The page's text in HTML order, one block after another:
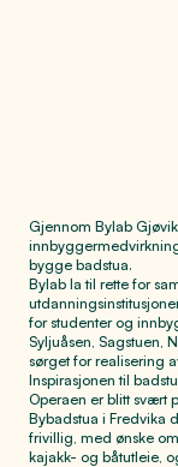
Gjennom Bylab
bygge badstua.
Bylab la til rette for
for studenter og
Syljuåsen, Sagstuen,
sørget for realisering
Inspirasjonen til
Operaen er blitt svært
Bybadstua i Fredvika
frivillig, med ønske
kajakk- og båtutleie,